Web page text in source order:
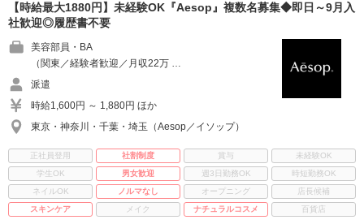
【時給最大1880円】未経験OK『Aesop』複数名募集◆即日～9月入
社歓迎◎履歴書不要
美容部員・BA
（関東／経験者歓迎／月収22万 …
派遣
時給1,600円 ～ 1,880円 ほか
東京・神奈川・千葉・埼玉（Aesop／イソップ）
正社員登用 社割制度 賞与
未経験OK
学生OK
男女歓迎 週3日勤務OK
時短勤務OK
ネイルOK
ノルマなし オープニング
店長候補
スキンケア
メイク ナチュラルコスメ 百貨店